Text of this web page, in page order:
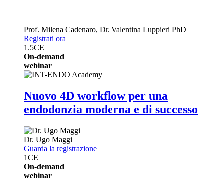
Prof. Milena Cadenaro, Dr. Valentina Luppieri PhD
Registrati ora
1.5CE
On-demand
webinar
Nuovo 4D workflow per una
endodonzia moderna e di successo
Dr. Ugo Maggi
Guarda la registrazione
1CE
On-demand
webinar